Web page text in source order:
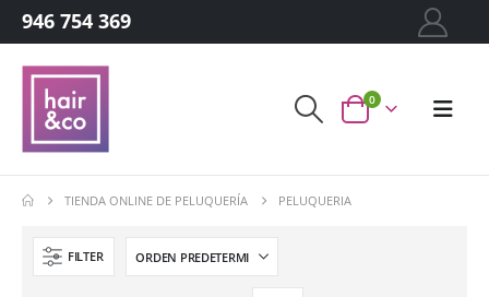
946 754 369
0
TIENDA ONLINE DE PELUQUERÍA PELUQUERIA
FILTER